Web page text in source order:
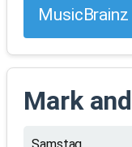
MusicBrainz
Mark